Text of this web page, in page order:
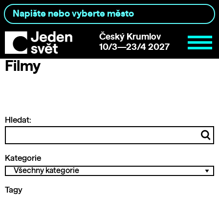
Český Krumlov
10/3—23/4 2027
Filmy
Hledat:
Kategorie
Tagy